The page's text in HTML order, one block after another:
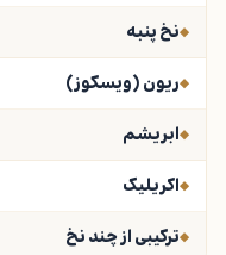
نخ پنبه
ریون (ویسکوز)
ابریشم
اکریلیک
ترکیبی از چند نخ